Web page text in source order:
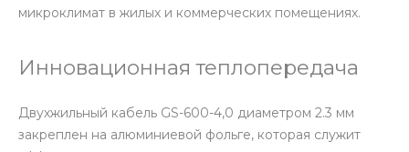
микроклимат в жилых и коммерческих помещениях.
Инновационная теплопередача
Двухжильный кабель GS-600-4,0 диаметром 2.3 мм
закреплен на алюминиевой фольге, которая служит